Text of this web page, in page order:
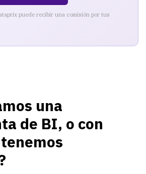
puede recibir una comisión por tus
una
de BI, o con